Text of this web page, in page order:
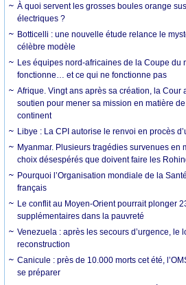
À quoi servent les grosses boules orange
électriques ?
Botticelli : une nouvelle étude relance le
célèbre modèle
Les équipes nord-africaines de la Coupe du
fonctionne… et ce qui ne fonctionne pas
Afrique. Vingt ans après sa création, la Cour
soutien pour mener sa mission en matière
continent
Libye : La CPI autorise le renvoi en procès
Myanmar. Plusieurs tragédies survenues en
choix désespérés que doivent faire les
Pourquoi l’Organisation mondiale de la
français
Le conflit au Moyen-Orient pourrait plonger
supplémentaires dans la pauvreté
Venezuela : après les secours d’urgence, le
reconstruction
Canicule : près de 10.000 morts cet été,
se préparer